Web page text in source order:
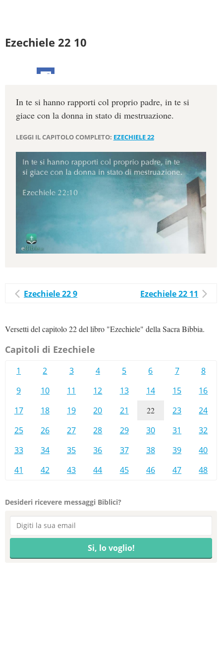
Ezechiele 22 10
In te si hanno rapporti col proprio padre, in te si
giace con la donna in stato di mestruazione.
LEGGI IL CAPITOLO COMPLETO: EZECHIELE 22
Ezechiele 22 9 Ezechiele 22 11
Versetti del capitolo 22 del libro "Ezechiele" della Sacra Bibbia.
Capitoli di Ezechiele
1 2 3 4 5 6 7
8
9
10 11 12 13 14 15
16
17
18 19 20 21 22 23
24
25
26 27 28 29 30 31
32
33
34 35 36 37 38 39
40
41
42 43 44 45 46 47 48
Desideri ricevere messaggi Biblici?